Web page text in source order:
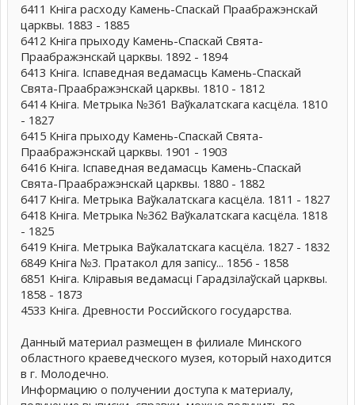
6411 Кніга расходу Камень-Спаскай Праабражэнскай
царквы. 1883 - 1885
6412 Кніга прыходу Камень-Спаскай Свята-
Праабражэнскай царквы. 1892 - 1894
6413 Кніга. Іспаведная ведамасць Камень-Спаскай
Свята-Праабражэнскай царквы. 1810 - 1812
6414 Кніга. Метрыка №361 Ваўкалатскага касцёла. 1810
- 1827
6415 Кніга прыходу Камень-Спаскай Свята-
Праабражэнскай царквы. 1901 - 1903
6416 Кніга. Іспаведная ведамасць Камень-Спаскай
Свята-Праабражэнскай царквы. 1880 - 1882
6417 Кніга. Метрыка Ваўкалатскага касцёла. 1811 - 1827
6418 Кніга. Метрыка №362 Ваўкалатскага касцёла. 1818
- 1825
6419 Кніга. Метрыка Ваўкалатскага касцёла. 1827 - 1832
6849 Кніга №3. Пратакол для запісу... 1856 - 1858
6851 Кніга. Кліравыя ведамасці Гарадзілаўскай царквы.
1858 - 1873
4533 Кніга. Древности Российского государства.
Данный материал размещен в филиале Минского
областного краеведческого музея, который находится
в г. Молодечно.
Информацию о получении доступа к материалу,